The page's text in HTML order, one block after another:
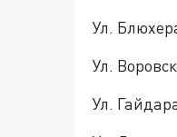
Ул.
Ул.
Ул.